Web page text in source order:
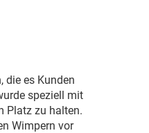
die es Kunden
speziell mit
Platz zu halten.
Wimpern vor